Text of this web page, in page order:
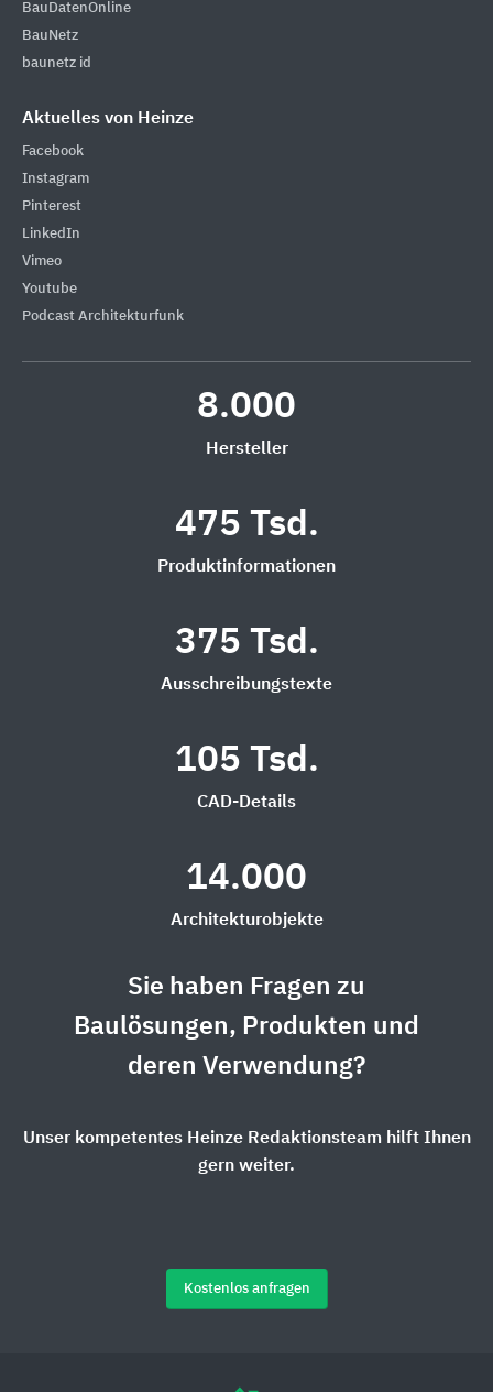
BauDatenOnline
BauNetz
baunetz id
Aktuelles von Heinze
Facebook
Instagram
Pinterest
LinkedIn
Vimeo
Youtube
Podcast Architekturfunk
8.000
Hersteller
475 Tsd.
Produktinformationen
375 Tsd.
Ausschreibungstexte
105 Tsd.
CAD-Details
14.000
Architekturobjekte
Sie haben Fragen zu
Baulösungen, Produkten und
deren Verwendung?
Unser kompetentes Heinze Redaktionsteam hilft Ihnen
gern weiter.
Kostenlos anfragen